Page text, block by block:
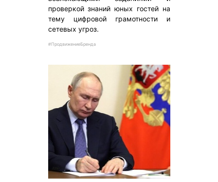
проверкой знаний юных гостей на
тему цифровой грамотности и
сетевых угроз.
#ПродвижениеБренда